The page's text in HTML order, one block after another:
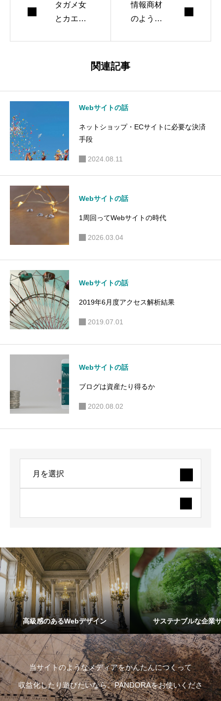
タガメ女
とカエル
情報商材
のような
関連記事
Webサイトの話
ネットショップ・ECサイトに必要な決済
手段
2024.08.11
Webサイトの話
1周回ってWebサイトの時代
2026.03.04
Webサイトの話
2019年6月度アクセス解析結果
2019.07.01
Webサイトの話
ブログは資産たり得るか
2020.08.02
高級感のあるWebデザイン サステナブルな企業
当サイトのようなメディアをかんたんにつくって
収益化したり遊びたいなら、PANDORAをお使いくださ